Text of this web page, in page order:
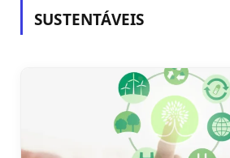
SUSTENTÁVEIS